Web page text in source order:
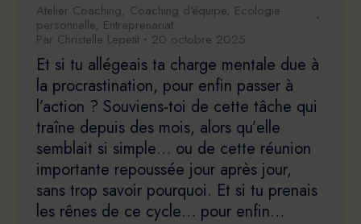
Atelier Coaching, Coaching d'équipe, Ecologie
personnelle, Entreprenariat
Par Christelle Lepetit 20 octobre 2025
Et si tu allégeais ta charge mentale due à
la procrastination, pour enfin passer à
l’action ? Souviens-toi de cette tâche qui
traîne depuis des mois, alors qu’elle
semblait si simple… ou de cette réunion
importante repoussée jour après jour,
sans trop savoir pourquoi. Et si tu prenais
les rênes de ce cycle… pour enfin…